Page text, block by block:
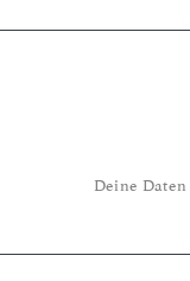
Deine